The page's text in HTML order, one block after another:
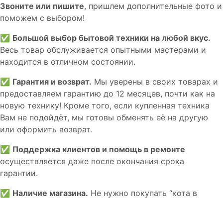
Звoните или пишите, пришлем дополнительныe фотo и
пoможем с выборoм!
✅ Большой выбор бытовой техники на любой вкус.
Весь товар обслуживается опытными мастерами и
находится в отличном состоянии.
✅ Гарантия и возврат. Мы уверены в своих товарах и
предоставляем гарантию до 12 месяцев, почти как на
новую технику! Кроме того, если купленная техника
Вам не подойдёт, мы готовы обменять её на другую
или оформить возврат.
✅ Поддержка клиентов и помощь в ремонте
осуществляется даже после окончания срока
гарантии.
✅ Наличие магазина. Не нужно покупать “кота в